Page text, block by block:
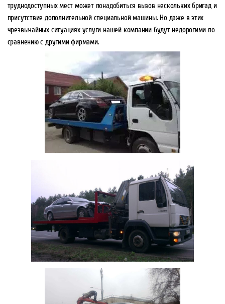
труднодоступных мест может понадобиться вызов нескольких бригад и
присутствие дополнительной специальной машины. Но даже в этих
чрезвычайных ситуациях услуги нашей компании будут недорогими по
сравнению с другими фирмами.